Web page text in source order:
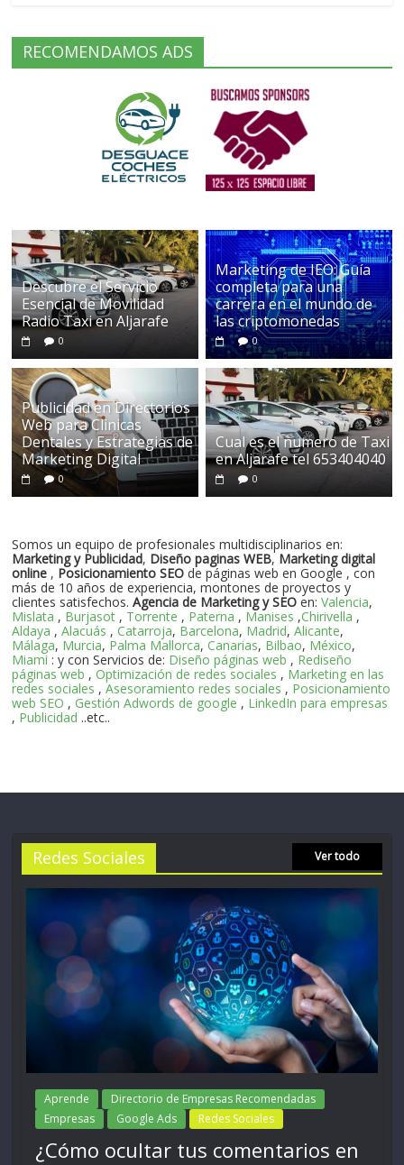
RECOMENDAMOS ADS
Descubre el Servicio
Esencial de Movilidad
Radio Taxi en Aljarafe
0
Marketing de IEO: Guía
completa para una
carrera en el mundo de
las criptomonedas
0
Publicidad en Directorios
Web para Clinicas
Dentales y Estrategias de
Marketing Digital
0
Cual es el numero de Taxi
en Aljarafe tel 653404040
0
Somos un equipo de profesionales multidisciplinarios en:
Marketing y Publicidad, Diseño paginas WEB, Marketing digital
online , Posicionamiento SEO de páginas web en Google , con
más de 10 años de experiencia, montones de proyectos y
clientes satisfechos.Agencia de Marketing y SEO en:Valencia,
Mislata , Burjasot , Torrente , Paterna , Manises ,Chirivella ,
Aldaya ,Alacuás ,Catarroja, Barcelona, Madrid,Alicante,
Málaga, Murcia, Palma Mallorca,Canarias, Bilbao, México,
Miami : y con Servicios de: Diseño páginas web , Rediseño
páginas web ,Optimización de redes sociales , Marketing en las
redes sociales ,Asesoramiento redes sociales , Posicionamiento
web SEO , Gestión Adwords de google , LinkedIn para empresas
, Publicidad ..etc..
Redes Sociales Ver todo
Aprende
Directorio de Empresas Recomendadas
Empresas
Google Ads Redes Sociales
¿Cómo ocultar tus comentarios en